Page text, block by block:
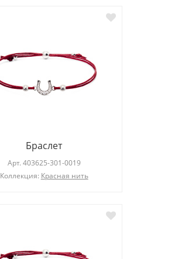
Арт.203275-101-0019
Браслет
Арт. 403625-301-0019
Коллекция: Красная нить